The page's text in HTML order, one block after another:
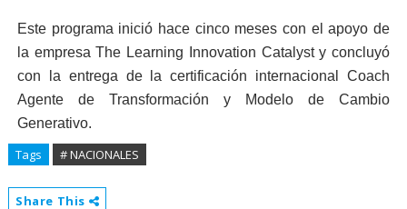
Este programa inició hace cinco meses con el apoyo de
la empresa The Learning Innovation Catalyst y concluyó
con la entrega de la certificación internacional Coach
Agente de Transformación y Modelo de Cambio
Generativo.
Tags # NACIONALES
Share This